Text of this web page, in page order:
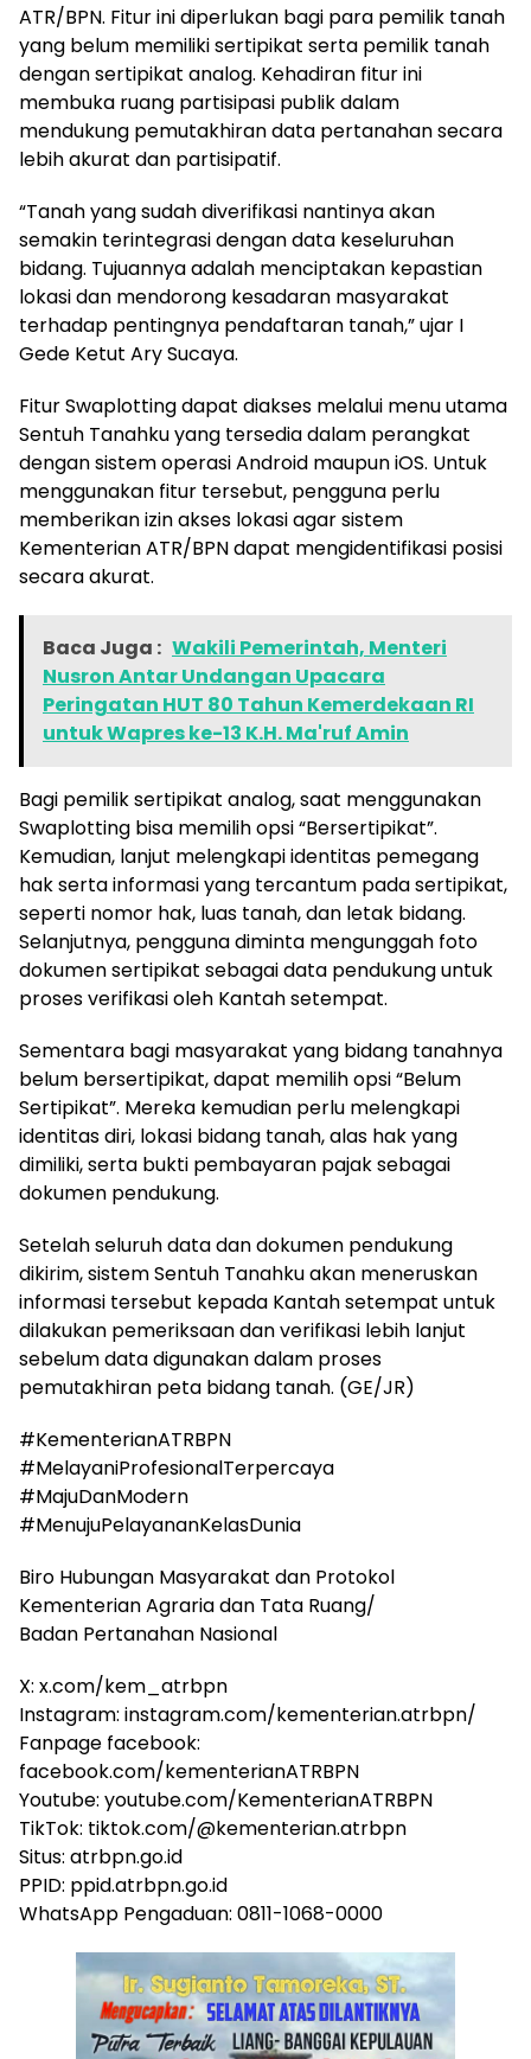
ATR/BPN. Fitur ini diperlukan bagi para pemilik tanah
yang belum memiliki sertipikat serta pemilik tanah
dengan sertipikat analog. Kehadiran fitur ini
membuka ruang partisipasi publik dalam
mendukung pemutakhiran data pertanahan secara
lebih akurat dan partisipatif.
“Tanah yang sudah diverifikasi nantinya akan
semakin terintegrasi dengan data keseluruhan
bidang. Tujuannya adalah menciptakan kepastian
lokasi dan mendorong kesadaran masyarakat
terhadap pentingnya pendaftaran tanah,” ujar I
Gede Ketut Ary Sucaya.
Fitur Swaplotting dapat diakses melalui menu utama
Sentuh Tanahku yang tersedia dalam perangkat
dengan sistem operasi Android maupun iOS. Untuk
menggunakan fitur tersebut, pengguna perlu
memberikan izin akses lokasi agar sistem
Kementerian ATR/BPN dapat mengidentifikasi posisi
secara akurat.
Baca Juga : Wakili Pemerintah, Menteri
Nusron Antar Undangan Upacara
Peringatan HUT 80 Tahun Kemerdekaan RI
untuk Wapres ke-13 K.H. Ma'ruf Amin
Bagi pemilik sertipikat analog, saat menggunakan
Swaplotting bisa memilih opsi “Bersertipikat”.
Kemudian, lanjut melengkapi identitas pemegang
hak serta informasi yang tercantum pada sertipikat,
seperti nomor hak, luas tanah, dan letak bidang.
Selanjutnya, pengguna diminta mengunggah foto
dokumen sertipikat sebagai data pendukung untuk
proses verifikasi oleh Kantah setempat.
Sementara bagi masyarakat yang bidang tanahnya
belum bersertipikat, dapat memilih opsi “Belum
Sertipikat”. Mereka kemudian perlu melengkapi
identitas diri, lokasi bidang tanah, alas hak yang
dimiliki, serta bukti pembayaran pajak sebagai
dokumen pendukung.
Setelah seluruh data dan dokumen pendukung
dikirim, sistem Sentuh Tanahku akan meneruskan
informasi tersebut kepada Kantah setempat untuk
dilakukan pemeriksaan dan verifikasi lebih lanjut
sebelum data digunakan dalam proses
pemutakhiran peta bidang tanah. (GE/JR)
#KementerianATRBPN
#MelayaniProfesionalTerpercaya
#MajuDanModern
#MenujuPelayananKelasDunia
Biro Hubungan Masyarakat dan Protokol
Kementerian Agraria dan Tata Ruang/
Badan Pertanahan Nasional
X: x.com/kem_atrbpn
Instagram: instagram.com/kementerian.atrbpn/
Fanpage facebook:
facebook.com/kementerianATRBPN
Youtube: youtube.com/KementerianATRBPN
TikTok: tiktok.com/@kementerian.atrbpn
Situs: atrbpn.go.id
PPID: ppid.atrbpn.go.id
WhatsApp Pengaduan: 0811-1068-0000